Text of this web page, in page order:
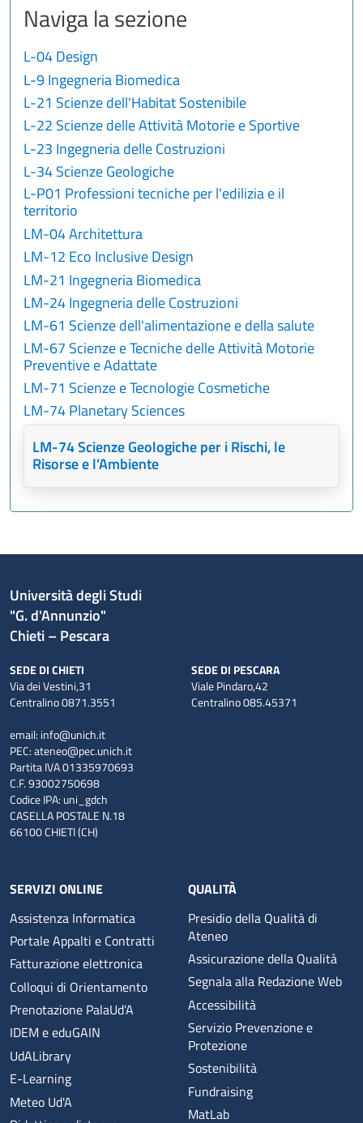
Naviga la sezione
L-04 Design
L-9 Ingegneria Biomedica
L-21 Scienze dell'Habitat Sostenibile
L-22 Scienze delle Attività Motorie e Sportive
L-23 Ingegneria delle Costruzioni
L-34 Scienze Geologiche
L-P01 Professioni tecniche per l'edilizia e il
territorio
LM-04 Architettura
LM-12 Eco Inclusive Design
LM-21 Ingegneria Biomedica
LM-24 Ingegneria delle Costruzioni
LM-61 Scienze dell'alimentazione e della salute
LM-67 Scienze e Tecniche delle Attività Motorie
Preventive e Adattate
LM-71 Scienze e Tecnologie Cosmetiche
LM-74 Planetary Sciences
LM-74 Scienze Geologiche per i Rischi, le
Risorse e l’Ambiente
Università degli Studi
"G. d'Annunzio"
Chieti – Pescara
SEDE DI CHIETI
Via dei Vestini,31
Centralino 0871.3551
SEDE DI PESCARA
Viale Pindaro,42
Centralino 085.45371
email: info@unich.it
PEC:ateneo@pec.unich.it
Partita IVA 01335970693
C.F. 93002750698
Codice IPA: uni_gdch
CASELLA POSTALE N.18
66100 CHIETI (CH)
SERVIZI ONLINE
Assistenza Informatica
Portale Appalti e Contratti
Fatturazione elettronica
Colloqui di Orientamento
Prenotazione PalaUd’A
IDEM e eduGAIN
UdALibrary
E-Learning
Meteo Ud'A
QUALITÀ
Presidio della Qualità di
Ateneo
Assicurazione della Qualità
Segnala alla Redazione Web
Accessibilità
Servizio Prevenzione e
Protezione
Sostenibilità
Fundraising
MatLab